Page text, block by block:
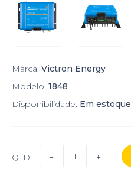
Marca: Victron Energy
Modelo: 1848
Disponibilidade: Em estoque
QTD: